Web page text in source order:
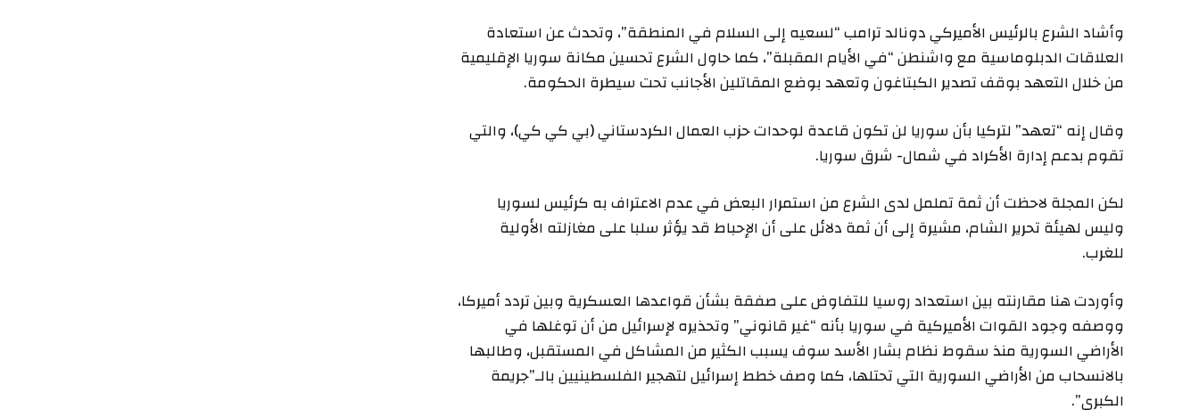
وأشاد الشرع بالرئيس الأميركي دونالد ترامب “لسعيه إلى السلام في المنطقة”، وتحدث عن استعادة
العلاقات الدبلوماسية مع واشنطن “في الأيام المقبلة”، كما حاول الشرع تحسين مكانة سوريا الإقليمية
من خلال التعهد بوقف تصدير الكبتاغون وتعهد بوضع المقاتلين الأجانب تحت سيطرة الحكومة.
وقال إنه “تعهد” لتركيا بأن سوريا لن تكون قاعدة لوحدات حزب العمال الكردستاني (بي كي كي)، والتي
تقوم بدعم إدارة الأكراد في شمال- شرق سوريا.
لكن المجلة لاحظت أن ثمة تململ لدى الشرع من استمرار البعض في عدم الاعتراف به كرئيس لسوريا
وليس لهيئة تحرير الشام، مشيرة إلى أن ثمة دلائل على أن الإحباط قد يؤثر سلبا على مغازلته الأولية
للغرب.
وأوردت هنا مقارنته بين استعداد روسيا للتفاوض على صفقة بشأن قواعدها العسكرية وبين تردد أميركا،
ووصفه وجود القوات الأميركية في سوريا بأنه “غير قانوني” وتحذيره لإسرائيل من أن توغلها في
الأراضي السورية منذ سقوط نظام بشار الأسد سوف يسبب الكثير من المشاكل في المستقبل، وطالبها
بالانسحاب من الأراضي السورية التي تحتلها، كما وصف خطط إسرائيل لتهجير الفلسطينيين بالـ”جريمة
الكبرى”.